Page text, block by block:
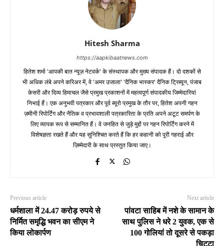
Hitesh Sharma
https://aapkibaatnews.com
हितेश शर्मा 'आपकी बात न्यूज़ नेटवर्क' के संस्थापक और मुख्य संपादक हैं। दो दशकों से
भी अधिक लंबे अपने करिअर में, वे 'अमर उजाला' 'दैनिक भास्कर' दैनिक ट्रिब्यून, पंजाब
केसरी और दिव्य हिमाचल जैसे प्रमुख प्रकाशनों में महत्वपूर्ण संपादकीय जिम्मेदारियां
निभाई हैं। एक अनुभवी पत्रकार और पूर्व ब्यूरो प्रमुख के तौर पर, हितेश अपनी गहन
ज़मीनी रिपोर्टिंग और नैतिक व प्रभावशाली पत्रकारिता के प्रति अपने अटूट समर्पण के
लिए व्यापक रूप से सम्मानित हैं। वे जनहित से जुड़े मुद्दों पर गहन रिपोर्टिंग करने में
विशेषज्ञता रखते हैं और यह सुनिश्चित करते हैं कि हर कहानी को पूरी गहराई और
ज़िम्मेदारी के साथ प्रस्तुत किया जाए।
Previous article
धर्मशाला में 24.47 करोड़ रुपये से
निर्मित समृद्धि भवन का सीएम ने
किया लोकार्पण
Next article
पांवटा साहिब में नशे के सामान के
साथ पुलिस ने धरे 2 युवक, एक से
100 गोलियां तो दूसरे से पकड़ा
चिट्टा